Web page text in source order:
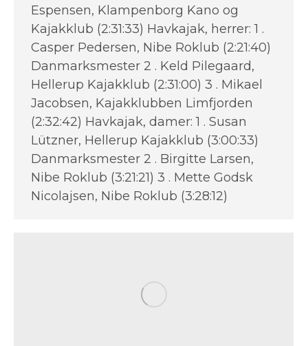
Espensen, Klampenborg Kano og
Kajakklub (2:31:33) Havkajak, herrer: 1 .
Casper Pedersen, Nibe Roklub (2:21:40)
Danmarksmester 2 . Keld Pilegaard,
Hellerup Kajakklub (2:31:00) 3 . Mikael
Jacobsen, Kajakklubben Limfjorden
(2:32:42) Havkajak, damer: 1 . Susan
Lützner, Hellerup Kajakklub (3:00:33)
Danmarksmester 2 . Birgitte Larsen,
Nibe Roklub (3:21:21) 3 . Mette Godsk
Nicolajsen, Nibe Roklub (3:28:12)